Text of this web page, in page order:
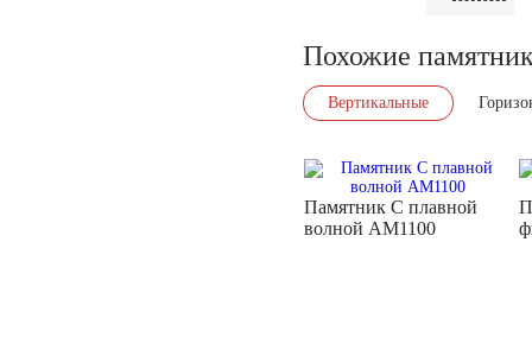
Похожие
Вертикальные
Памятник С плавной
волной AM1100